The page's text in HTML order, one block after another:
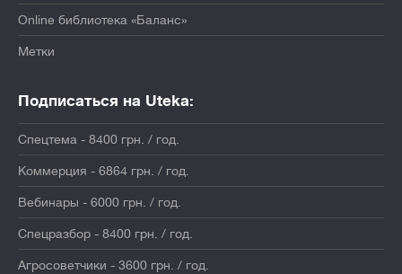
Online библиотека «Баланс»
Метки
Подписаться на Uteka:
Спецтема - 8400 грн. / год.
Коммерция - 6864 грн. / год.
Вебинары - 6000 грн. / год.
Спецразбор - 8400 грн. / год.
Агросоветчики - 3600 грн. / год.